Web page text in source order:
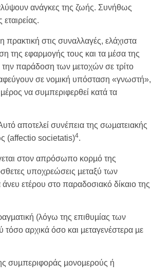
ανάγκες της ζωής. Συνήθως
στις συναλλαγές, ελάχιστα
της εφαρµογής τους και τα µέσα της
παράδοση των µετοχών σε τρίτο
σε νοµική υπόσταση «γνωστή»,
να συµπεριφερθεί κατά τα
αποτελεί συνέπεια της σωµατειακής
(affectio societatis)4.
στον απρόσωπο κορµό της
υποχρεώσεις µεταξύ των
ετέρου στο παραδοσιακό δίκαιο της
(λόγω της επιθυµίας των
αρχικά όσο και µεταγενέστερα µε
συµπεριφοράς µονοµερούς ή